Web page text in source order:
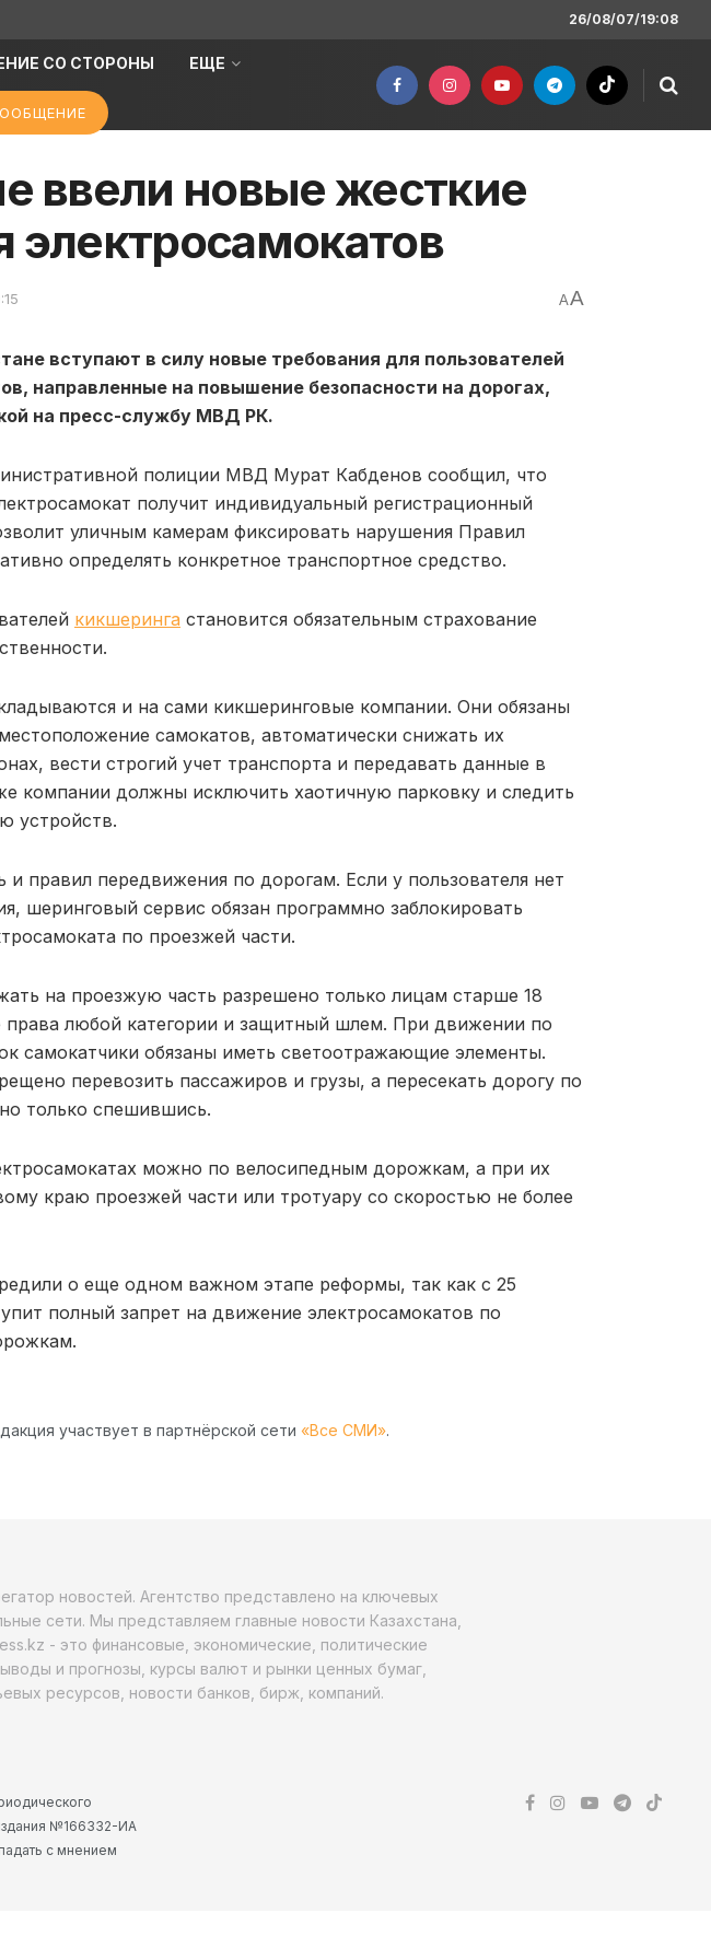
26/08/07/19:08
СО СТОРОНЫ ЕЩЕ
ввели новые жесткие
электросамокатов
AA
вступают в силу новые требования для пользователей
направленные на повышение безопасности на дорогах,
на пресс-службу МВД РК.
полиции МВД Мурат Кабденов сообщил, что
получит индивидуальный регистрационный
уличным камерам фиксировать нарушения Правил
определять конкретное транспортное средство.
кикшеринга становится обязательным страхование
и на сами кикшеринговые компании. Они обязаны
самокатов, автоматически снижать их
вести строгий учет транспорта и передавать данные в
компании должны исключить хаотичную парковку и следить
устройств.
и правил передвижения по дорогам. Если у пользователя нет
шеринговый сервис обязан программно заблокировать
по проезжей части.
на проезжую часть разрешено только лицам старше 18
любой категории и защитный шлем. При движении по
самокатчики обязаны иметь светоотражающие элементы.
перевозить пассажиров и грузы, а пересекать дорогу по
только спешившись.
можно по велосипедным дорожкам, а при их
краю проезжей части или тротуару со скоростью не более
о еще одном важном этапе реформы, так как с 25
полный запрет на движение электросамокатов по
участвует в партнёрской сети «Все СМИ».
новостей. Агентство представлено на ключевых
сети. Мы представляем главные новости Казахстана,
- это финансовые, экономические, политические
и прогнозы, курсы валют и рынки ценных бумаг,
ресурсов, новости банков, бирж, компаний.
№166332-ИА
с мнением